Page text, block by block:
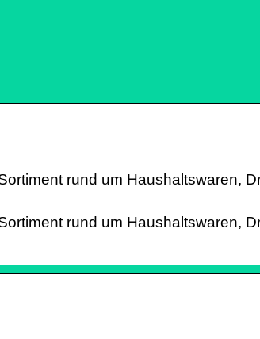
rund um Haushaltswaren,
rund um Haushaltswaren,